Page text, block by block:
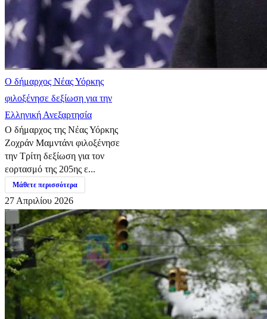
Ο δήμαρχος Νέας Υόρκης
φιλοξένησε δεξίωση για την
Ελληνική Ανεξαρτησία
Ο δήμαρχος της Νέας Υόρκης
Ζοχράν Μαμντάνι φιλοξένησε
την Τρίτη δεξίωση για τον
εορτασμό της 205ης ε...
Μάθετε περισσότερα
27 Απριλίου 2026